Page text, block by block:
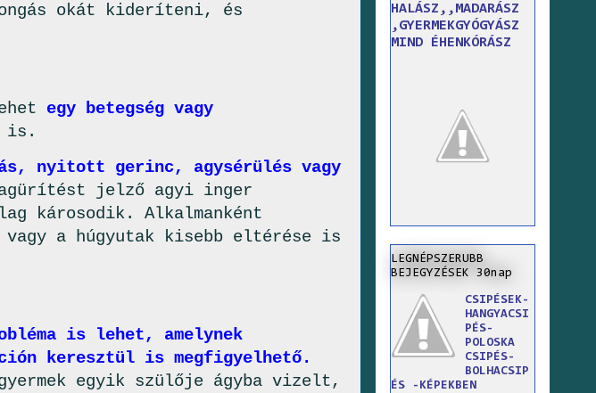
okát kideríteni, és
egy betegség vagy
is.
nyitott gerinc, agysérülés vagy
jelző agyi inger
károsodik. Alkalmanként
a húgyutak kisebb eltérése is
is lehet, amelynek
keresztül is megfigyelhető.
egyik szülője ágyba vizelt,
HALÁSZ,,MADARÁSZ
,GYERMEKGYÓGYÁSZ
MIND ÉHENKÓRÁSZ
LEGNÉPSZERUBB
BEJEGYZÉSEK 30nap
CSIPÉSEK-
HANGYACSI
PÉS-
POLOSKA
CSIPÉS-
BOLHACSIP
ÉS -KÉPEKBEN